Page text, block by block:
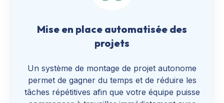
Mise en place automatisée des
projets
Un système de montage de projet autonome
permet de gagner du temps et de réduire les
tâches répétitives afin que votre équipe puisse